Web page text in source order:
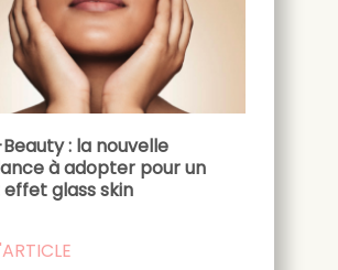
: la nouvelle
à adopter pour un
glass skin